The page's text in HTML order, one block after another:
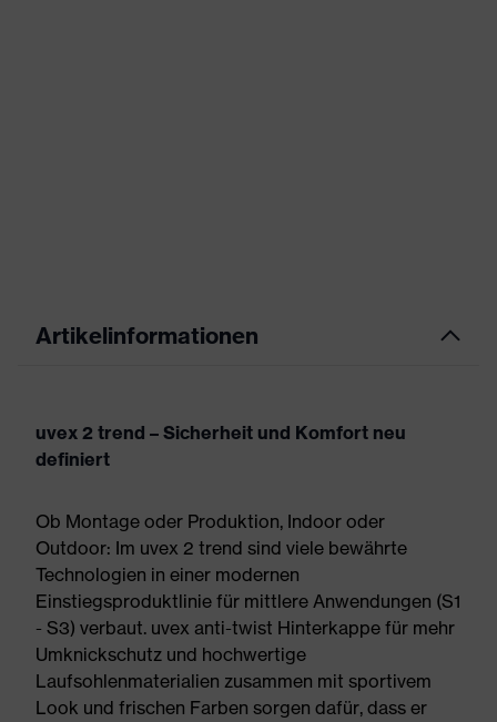
Artikelinformationen
uvex 2 trend – Sicherheit und Komfort neu
definiert
Ob Montage oder Produktion, Indoor oder
Outdoor: Im uvex 2 trend sind viele bewährte
Technologien in einer modernen
Einstiegsproduktlinie für mittlere Anwendungen (S1
- S3) verbaut. uvex anti-twist Hinterkappe für mehr
Umknickschutz und hochwertige
Laufsohlenmaterialien zusammen mit sportivem
Look und frischen Farben sorgen dafür, dass er